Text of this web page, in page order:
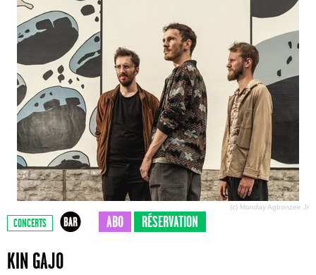
(c) Monday Agbonzee Jr
CONCERTS ABO RÉSERVATION
KIN GAJO